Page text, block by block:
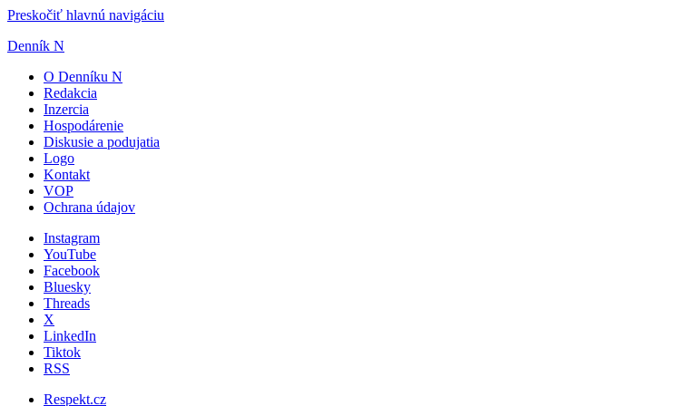
Preskočiť hlavnú navigáciu
Denník N
O Denníku N
Redakcia
Inzercia
Hospodárenie
Diskusie a podujatia
Logo
Kontakt
VOP
Ochrana údajov
Instagram
YouTube
Facebook
Bluesky
Threads
X
LinkedIn
Tiktok
RSS
Respekt.cz